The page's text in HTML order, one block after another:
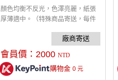
顏色均衡不反光，色澤亮麗，紙張
厚薄適中。（特殊商品寄送，每件
會員價： 2000 NTD
購物金 0元